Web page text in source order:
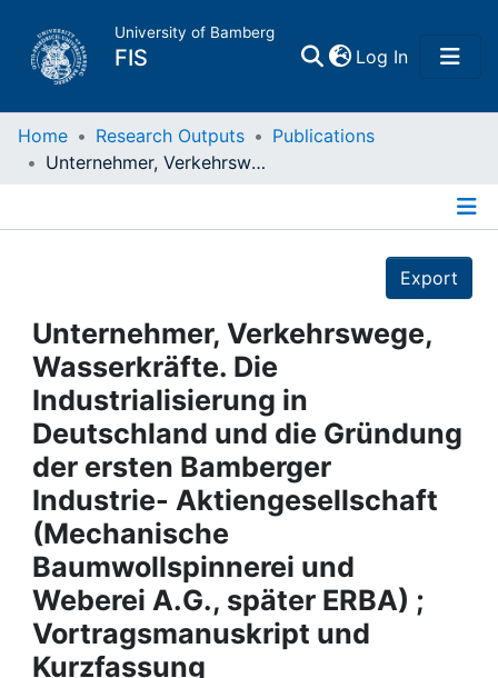
University of Bamberg
FIS Log In(current)
Home
Projects
People
Institutions
Awards
My FIS
Help
Home Research Outputs
Publications
Unternehmer, Verkehrswege, Wasserkräfte. Die Industrialisierung in Deutschland und die Gründung der ersten Bamberger Industrie- Aktiengesellschaft (Mechanische Baumwollspinnerei und Weberei A.G., später ERBA) ; Vortragsmanuskript und Kurzfassung
Export
Unternehmer, Verkehrswege,
Wasserkräfte. Die
Industrialisierung in
Deutschland und die Gründung
der ersten Bamberger
Industrie- Aktiengesellschaft
(Mechanische
Baumwollspinnerei und
Weberei A.G., später ERBA) ;
Vortragsmanuskript und
Kurzfassung